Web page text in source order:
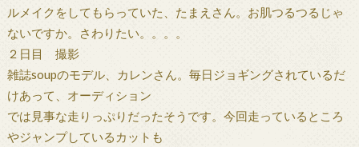
ルメイクをしてもらっていた、たまえさん。お肌つるつるじゃ
ないですか。さわりたい。。。。
２日目 撮影
雑誌soupのモデル、カレンさん。毎日ジョギングされているだ
けあって、オーディション
では見事な走りっぷりだったそうです。今回走っているところ
やジャンプしているカットも